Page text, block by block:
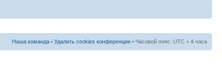
Наша команда • Удалить cookies конференции • Часовой пояс: UTC + 4 часа